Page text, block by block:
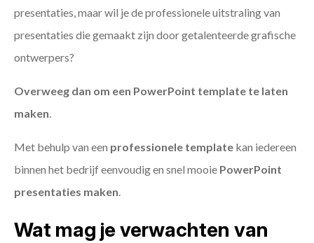
presentaties, maar wil je de professionele uitstraling van
presentaties die gemaakt zijn door getalenteerde grafische
ontwerpers?
Overweeg dan om een PowerPoint template te laten
maken.
Met behulp van een professionele template kan iedereen
binnen het bedrijf eenvoudig en snel mooie PowerPoint
presentaties maken.
Wat mag je verwachten van